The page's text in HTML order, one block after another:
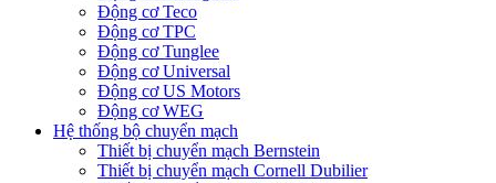
Động cơ Teco
Động cơ TPC
Động cơ Tunglee
Động cơ Universal
Động cơ US Motors
Động cơ WEG
Hệ thống bộ chuyển mạch
Thiết bị chuyển mạch Bernstein
Thiết bị chuyển mạch Cornell Dubilier